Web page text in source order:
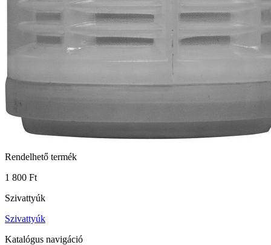
Rendelhető termék
1 800 Ft
Szivattyúk
Szivattyúk
Katalógus navigáció